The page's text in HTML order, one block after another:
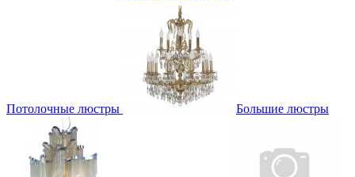
Потолочные люстры Большие люстры